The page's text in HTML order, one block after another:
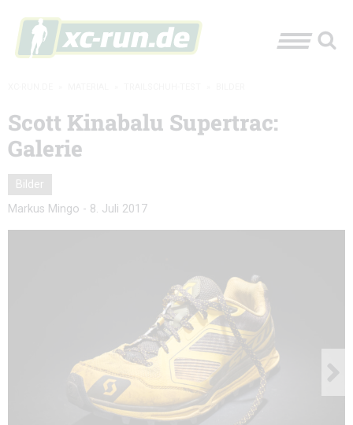
Scott Kinabalu Supertrac:
Galerie
Bilder
Markus Mingo - 8. Juli 2017